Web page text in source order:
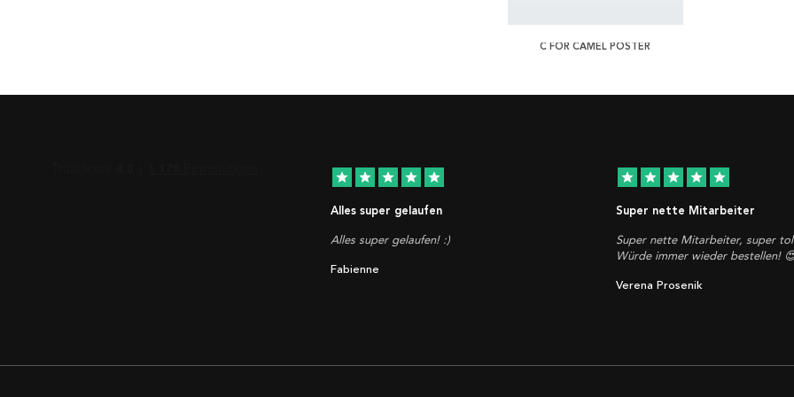
C FOR CAMEL POSTER
star star star star star
Alles super gelaufen
Alles super gelaufen! :)
Fabienne
star star star star star
Super nette Mitarbeiter
Super nette Mitarbeiter, super
Würde immer wieder bestellen!
Verena Prosenik